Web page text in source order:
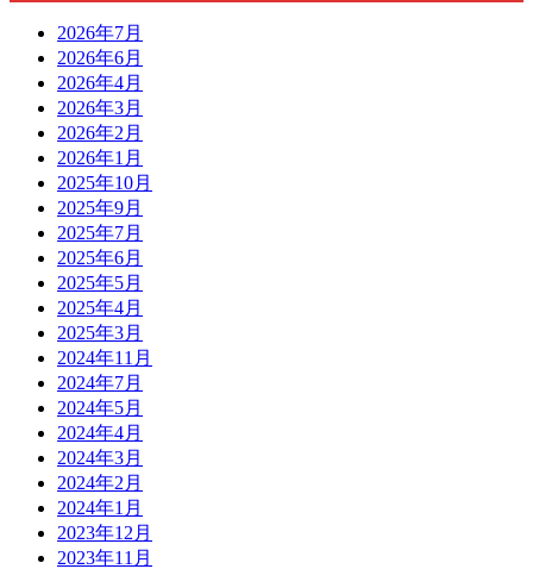
2026年7月
2026年6月
2026年4月
2026年3月
2026年2月
2026年1月
2025年10月
2025年9月
2025年7月
2025年6月
2025年5月
2025年4月
2025年3月
2024年11月
2024年7月
2024年5月
2024年4月
2024年3月
2024年2月
2024年1月
2023年12月
2023年11月